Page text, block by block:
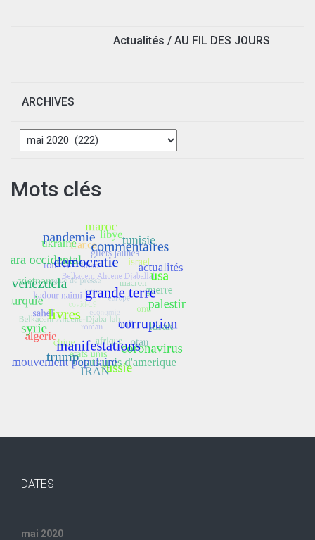
Actualités / AU FIL DES JOURS
ARCHIVES
Archives
Mots clés
DATES
mai 2020